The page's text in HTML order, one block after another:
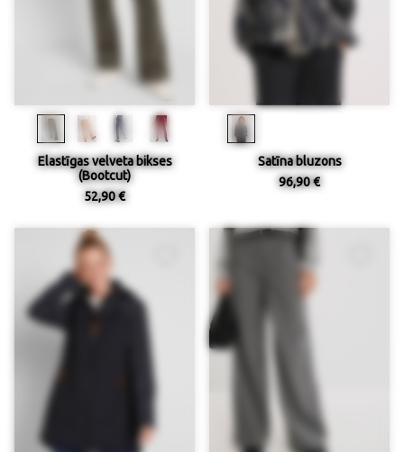
Elastīgas velveta bikses
(Bootcut)
52,90 €
Satīna bluzons
96,90 €